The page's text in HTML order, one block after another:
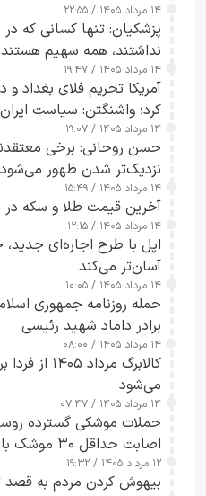
۱۴ مرداد ۱۴۰۵ / ۲۲:۵۵
پزشکیان: تنها کسانی که در
نداشتند، همه سهیم هستند
۱۴ مرداد ۱۴۰۵ / ۱۹:۴۷
آمریکا تحریم فلای بغداد و
کرد؛ واشنگتن: سیاست
۱۴ مرداد ۱۴۰۵ / ۱۹:۰۷
حسن روحانی: برخی
نزدیک‌تر شدن ظهور
۱۴ مرداد ۱۴۰۵ / ۱۵:۴۹
آخرین قیمت طلا و سکه در 14 مرداد+ جدول
۱۴ مرداد ۱۴۰۵ / ۱۲:۱۵
اپل با طرح اجاره‌ای جدید،
آسان‌تر می‌کند
۱۴ مرداد ۱۴۰۵ / ۱۰:۰۵
حمله روزنامه جمهوری
برادر داماد شهید رئیسی
۱۴ مرداد ۱۴۰۵ / ۰۸:۰۰
کالابرگ
می‌شود
۱۴ مرداد ۱۴۰۵ / ۰۷:۴۷
حملات موشکی گسترده
اصابت حداقل ۳۰ موشک بالستیک+ ویدیو
۱۲ مرداد ۱۴۰۵ / ۱۹:۳۲
بیهوش کردن مردم به قصد